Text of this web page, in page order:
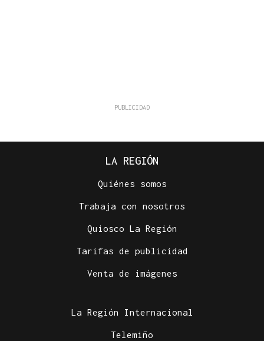
LA REGIÓN
Quiénes somos
Trabaja con nosotros
Quiosco La Región
Tarifas de publicidad
Venta de imágenes
La Región Internacional
Telemiño